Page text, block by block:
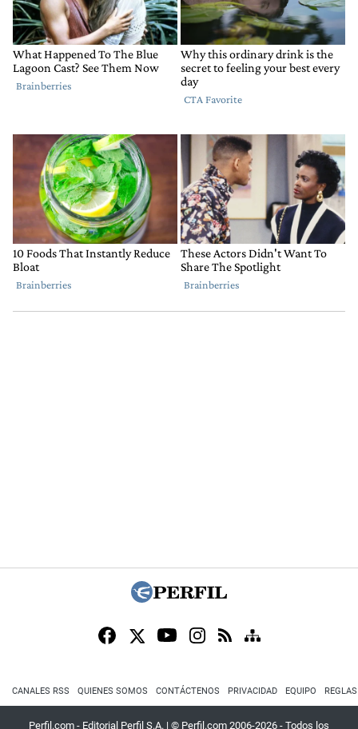
CANALES RSS QUIENES SOMOS CONTÁCTENOS PRIVACIDAD EQUIPO
Perfil.com - Editorial Perfil S.A. | © Perfil.com 2006-2026 - Todos los